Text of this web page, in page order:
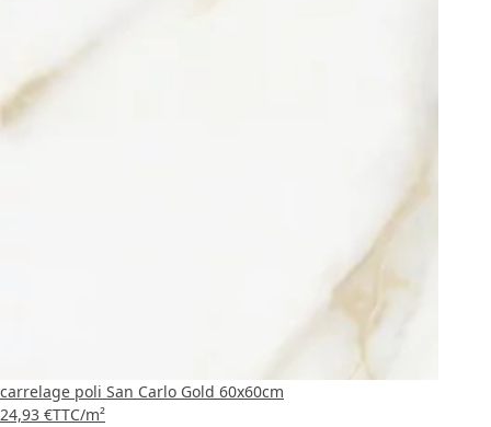
carrelage poli San Carlo Gold 60x60cm
24,93 €TTC/m²